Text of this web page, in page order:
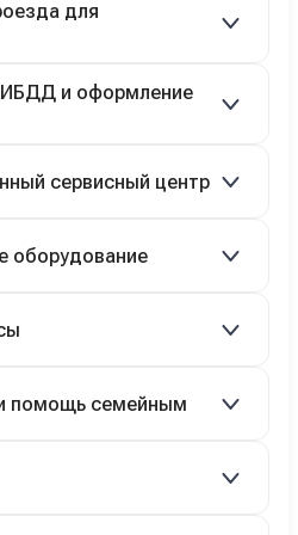
для
и оформление
сервисный центр
оборудование
помощь семейным